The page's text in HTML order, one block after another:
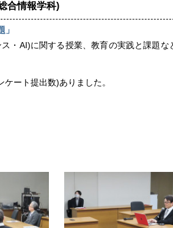
合情報学科)
」
・AI)に関する授業、教育の実践と課題な
ート提出数)ありました。